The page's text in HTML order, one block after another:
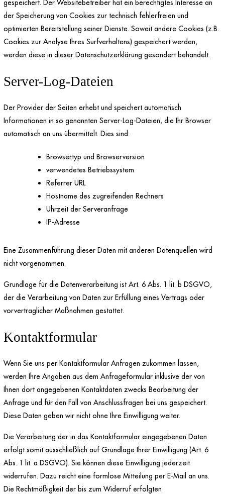
gespeichert. Der Websitebetreiber hat ein berechtigtes Interesse an
der Speicherung von Cookies zur technisch fehlerfreien und
optimierten Bereitstellung seiner Dienste. Soweit andere Cookies (z.B.
Cookies zur Analyse Ihres Surfverhaltens) gespeichert werden,
werden diese in dieser Datenschutzerklärung gesondert behandelt.
Server-Log-Dateien
Der Provider der Seiten erhebt und speichert automatisch
Informationen in so genannten Server-Log-Dateien, die Ihr Browser
automatisch an uns übermittelt. Dies sind:
Browsertyp und Browserversion
verwendetes Betriebssystem
Referrer URL
Hostname des zugreifenden Rechners
Uhrzeit der Serveranfrage
IP-Adresse
Eine Zusammenführung dieser Daten mit anderen Datenquellen wird
nicht vorgenommen.
Grundlage für die Datenverarbeitung ist Art. 6 Abs. 1 lit. b DSGVO,
der die Verarbeitung von Daten zur Erfüllung eines Vertrags oder
vorvertraglicher Maßnahmen gestattet.
Kontaktformular
Wenn Sie uns per Kontaktformular Anfragen zukommen lassen,
werden Ihre Angaben aus dem Anfrageformular inklusive der von
Ihnen dort angegebenen Kontaktdaten zwecks Bearbeitung der
Anfrage und für den Fall von Anschlussfragen bei uns gespeichert.
Diese Daten geben wir nicht ohne Ihre Einwilligung weiter.
Die Verarbeitung der in das Kontaktformular eingegebenen Daten
erfolgt somit ausschließlich auf Grundlage Ihrer Einwilligung (Art. 6
Abs. 1 lit. a DSGVO). Sie können diese Einwilligung jederzeit
widerrufen. Dazu reicht eine formlose Mitteilung per E-Mail an uns.
Die Rechtmäßigkeit der bis zum Widerruf erfolgten